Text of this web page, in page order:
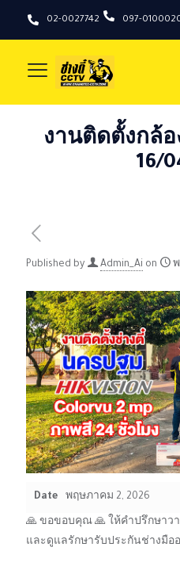
02-0027742 097-
งานติดตั้งกล้
16/
Published by Admin_Ai on
Date พฤษภาคม 2, 2026
🙏 ขอขอบคุณ 🙏 ให้คำปรึกษาว
และดูแลรักษารับประกันช่างมือ